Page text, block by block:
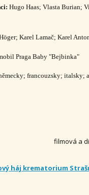
Hugo Haas; Vlasta Burian;
Karel Lamač; Karel
Praga Baby "Bejbinka"
francouzsky; italsky;
filmová a
háj krematorium